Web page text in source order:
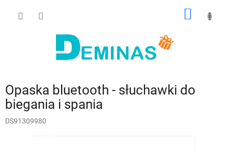
Opaska bluetooth - słuchawki do
biegania i spania
DS91309980